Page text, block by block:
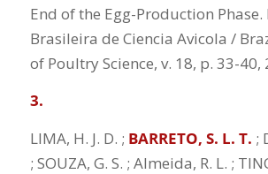
End of the Egg-Production Phase.
Brasileira de Ciencia Avicola /
of Poultry Science, v. 18, p. 33-40,
3.
LIMA, H. J. D. ; BARRETO, S. L. T. ;
; SOUZA, G. S. ; Almeida, R. L. ;